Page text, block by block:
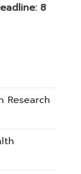
8
Research